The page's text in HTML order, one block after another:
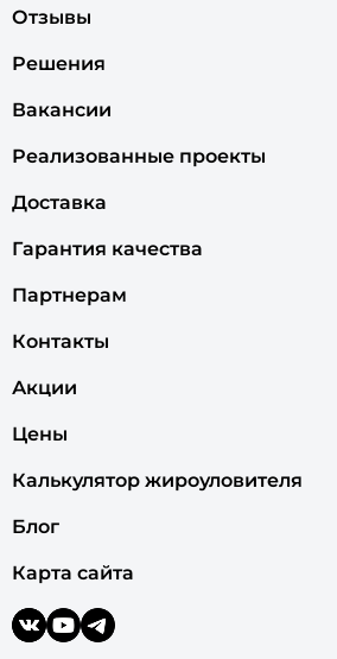
Отзывы
Решения
Вакансии
Реализованные проекты
Доставка
Гарантия качества
Партнерам
Контакты
Акции
Цены
Калькулятор жироуловителя
Блог
Карта сайта